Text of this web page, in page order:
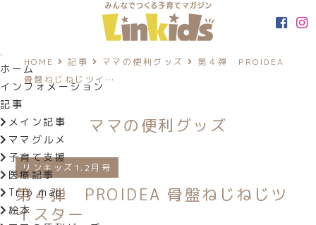
ホーム
インフォメーション
記事
メイン記事
ママグルメ
子育て支援
医療記事
Trip map
絵本
HOME 記事 ママの便利グッズ
第４弾 PROIDEA
骨盤ねじねじツイ…
ママの便利グッズ
リンキッズ1.2月号
第４弾 PROIDEA 骨盤ねじねじツ
イスター